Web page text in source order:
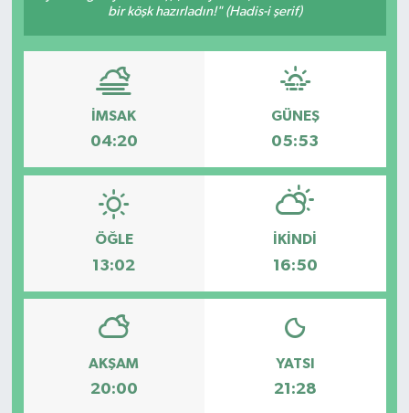
bir köşk hazırladın!" (Hadis-i şerif)
İMSAK
04:20
GÜNEŞ
05:53
ÖĞLE
13:02
İKINDI
16:50
AKŞAM
20:00
YATSI
21:28